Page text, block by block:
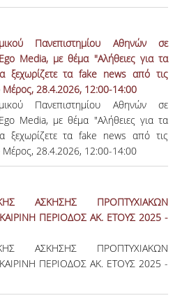
Πανεπιστημίου Αθηνών σε
Media, με θέμα "Αλήθειες για τα
τα fake news από τις
Μέρος, 28.4.2026, 12:00-14:00
Πανεπιστημίου Αθηνών σε
Media, με θέμα "Αλήθειες για τα
τα fake news από τις
Μέρος, 28.4.2026, 12:00-14:00
ΑΣΚΗΣΗΣ ΠΡΟΠΤΥΧΙΑΚΩΝ
ΠΕΡΙΟΔΟΣ ΑΚ. ΕΤΟΥΣ 2025 -
ΑΣΚΗΣΗΣ ΠΡΟΠΤΥΧΙΑΚΩΝ
ΠΕΡΙΟΔΟΣ ΑΚ. ΕΤΟΥΣ 2025 -